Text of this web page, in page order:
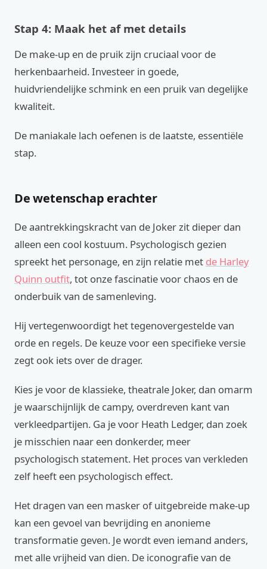
Stap 4: Maak het af met details
De make-up en de pruik zijn cruciaal voor de
herkenbaarheid. Investeer in goede,
huidvriendelijke schmink en een pruik van degelijke
kwaliteit.
De maniakale lach oefenen is de laatste, essentiële
stap.
De wetenschap erachter
De aantrekkingskracht van de Joker zit dieper dan
alleen een cool kostuum. Psychologisch gezien
spreekt het personage, en zijn relatie met de Harley
Quinn outfit, tot onze fascinatie voor chaos en de
onderbuik van de samenleving.
Hij vertegenwoordigt het tegenovergestelde van
orde en regels. De keuze voor een specifieke versie
zegt ook iets over de drager.
Kies je voor de klassieke, theatrale Joker, dan omarm
je waarschijnlijk de campy, overdreven kant van
verkleedpartijen. Ga je voor Heath Ledger, dan zoek
je misschien naar een donkerder, meer
psychologisch statement. Het proces van verkleden
zelf heeft een psychologisch effect.
Het dragen van een masker of uitgebreide make-up
kan een gevoel van bevrijding en anonieme
transformatie geven. Je wordt even iemand anders,
met alle vrijheid van dien. De iconografie van de